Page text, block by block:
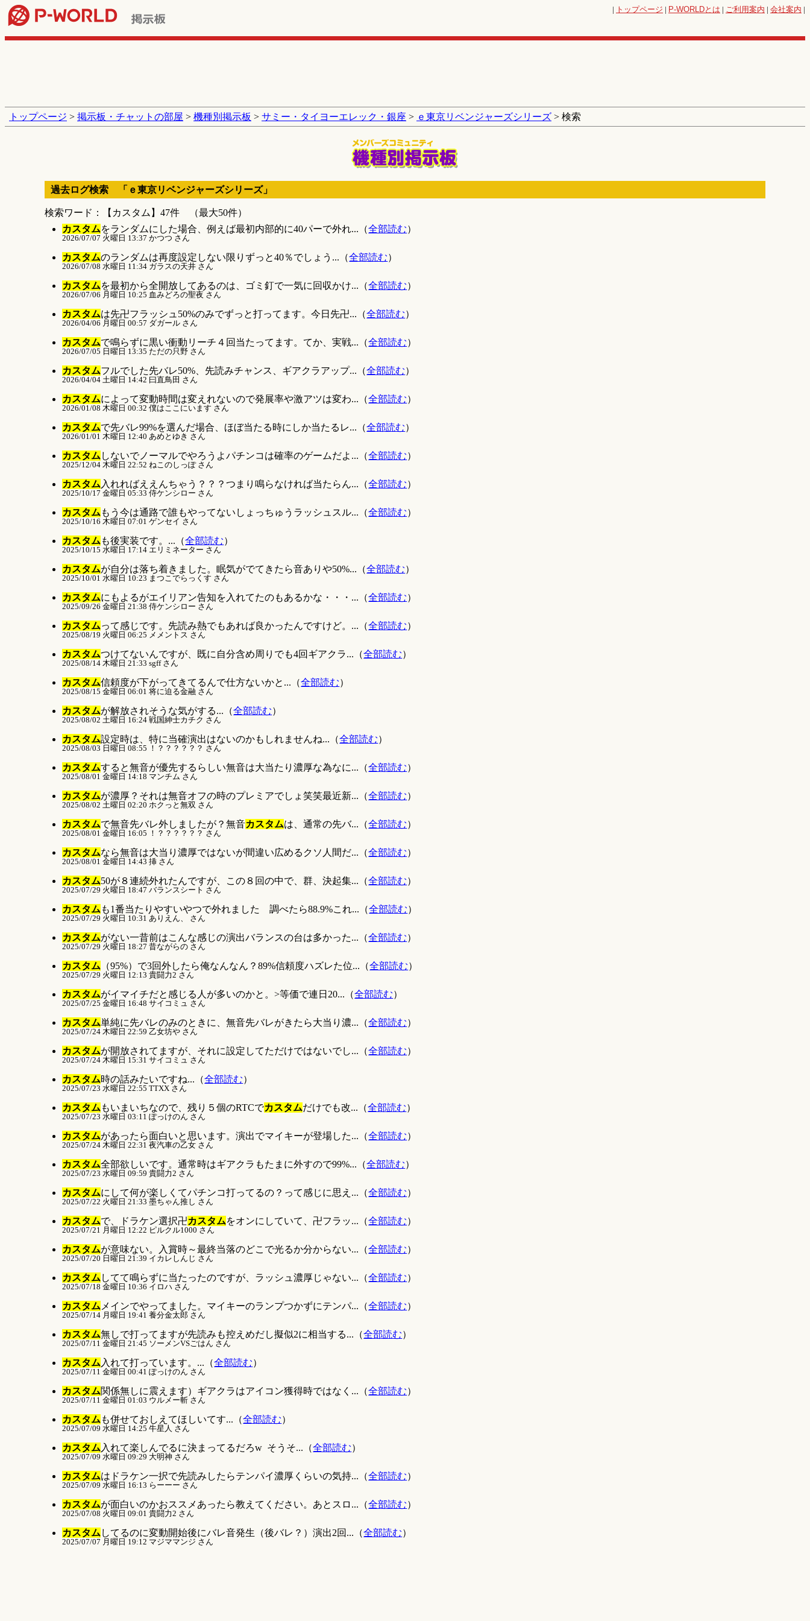
| トップページ | P-WORLDとは | ご利用案内 | 会社案内 |
トップページ > 掲示板・チャットの部屋 > 機種別掲示板 > サミー・タイヨーエレック・銀座 > ｅ東京リベンジャーズシリーズ > 検索
過去ログ検索 「ｅ東京リベンジャーズシリーズ」
検索ワード：【カスタム】47件 （最大50件）
カスタムをランダムにした場合、例えば最初内部的に40パーで外れ...（全部読む）
2026/07/07 火曜日 13:37 かつつ さん
カスタムのランダムは再度設定しない限りずっと40％でしょう...（全部読む）
2026/07/08 水曜日 11:34 ガラスの天井 さん
カスタムを最初から全開放してあるのは、ゴミ釘で一気に回収かけ...（全部読む）
2026/07/06 月曜日 10:25 血みどろの聖夜 さん
カスタムは先卍フラッシュ50%のみでずっと打ってます。今日先卍...（全部読む）
2026/04/06 月曜日 00:57 ダガール さん
カスタムで鳴らずに黒い衝動リーチ４回当たってます。てか、実戦...（全部読む）
2026/07/05 日曜日 13:35 ただの只野 さん
カスタムフルでした先バレ50%、先読みチャンス、ギアクラアップ...（全部読む）
2026/04/04 土曜日 14:42 曰直鳥田 さん
カスタムによって変動時間は変えれないので発展率や激アツは変わ...（全部読む）
2026/01/08 木曜日 00:32 僕はここにいます さん
カスタムで先バレ99%を選んだ場合、ほぼ当たる時にしか当たるレ...（全部読む）
2026/01/01 木曜日 12:40 あめとゆき さん
カスタム しないでノーマルでやろうよパチンコは確率のゲームだよ...（全部読む）
2025/12/04 木曜日 22:52 ねこのしっぽ さん
カスタム 入れればええんちゃう？？？つまり鳴らなければ当たらん...（全部読む）
2025/10/17 金曜日 05:33 侍ケンシロー さん
カスタム もう今は通路で誰もやってないしょっちゅうラッシュスル...（全部読む）
2025/10/16 木曜日 07:01 ゲンセイ さん
カスタム も後実装です。...（全部読む）
2025/10/15 水曜日 17:14 エリミネーター さん
カスタムが自分は落ち着きました。眠気がでてきたら音ありや50%...（全部読む）
2025/10/01 水曜日 10:23 まつこでらっくす さん
カスタムにもよるがエイリアン告知を入れてたのもあるかな・・・...（全部読む）
2025/09/26 金曜日 21:38 侍ケンシロー さん
カスタムって感じです。先読み熱でもあれば良かったんですけど。...（全部読む）
2025/08/19 火曜日 06:25 メメントス さん
カスタムつけてないんですが、既に自分含め周りでも4回ギアクラ...（全部読む）
2025/08/14 木曜日 21:33 sgff さん
カスタム信頼度が下がってきてるんで仕方ないかと...（全部読む）
2025/08/15 金曜日 06:01 将に迫る金融 さん
カスタムが解放されそうな気がする...（全部読む）
2025/08/02 土曜日 16:24 戦国紳士カチク さん
カスタム設定時は、特に当確演出はないのかもしれませんね...（全部読む）
2025/08/03 日曜日 08:55 ！？？？？？？ さん
カスタムすると無音が優先するらしい無音は大当たり濃厚な為なに...（全部読む）
2025/08/01 金曜日 14:18 マンチム さん
カスタムが濃厚？それは無音オフの時のプレミアでしょ笑笑最近新...（全部読む）
2025/08/02 土曜日 02:20 ホクっと無双 さん
カスタムで無音先バレ外しましたが？無音カスタムは、通常の先バ...（全部読む）
2025/08/01 金曜日 16:05 ！？？？？？？ さん
カスタムなら無音は大当り濃厚ではないが間違い広めるクソ人間だ...（全部読む）
2025/08/01 金曜日 14:43 挿 さん
カスタム50が８連続外れたんですが、この８回の中で、群、決起集...（全部読む）
2025/07/29 火曜日 18:47 バランスシート さん
カスタム も1番当たりやすいやつで外れました 調べたら88.9%これ...（全部読む）
2025/07/29 火曜日 10:31 ありえん、 さん
カスタムがない一昔前はこんな感じの演出バランスの台は多かった...（全部読む）
2025/07/29 火曜日 18:27 昔ながらの さん
カスタム （95%）で3回外したら俺なんなん？89%信頼度ハズレた位...（全部読む）
2025/07/29 火曜日 12:13 貴闘力2 さん
カスタムがイマイチだと感じる人が多いのかと。>等価で連日20...（全部読む）
2025/07/25 金曜日 16:48 サイコミュ さん
カスタム単純に先バレのみのときに、無音先バレがきたら大当り濃...（全部読む）
2025/07/24 木曜日 22:59 乙女坊や さん
カスタムが開放されてますが、それに設定してただけではないでし...（全部読む）
2025/07/24 木曜日 15:31 サイコミュ さん
カスタム時の話みたいですね...（全部読む）
2025/07/23 水曜日 22:55 TTXX さん
カスタム もいまいちなので、残り５個のRTCでカスタムだけでも改...（全部読む）
2025/07/23 水曜日 03:11 ぽっけのん さん
カスタムがあったら面白いと思います。演出でマイキーが登場した...（全部読む）
2025/07/24 木曜日 22:31 夜汽車の乙女 さん
カスタム全部欲しいです。通常時はギアクラもたまに外すので99%...（全部読む）
2025/07/23 水曜日 09:59 貴闘力2 さん
カスタムにして何が楽しくてパチンコ打ってるの？って感じに思え...（全部読む）
2025/07/22 火曜日 21:33 墨ちゃん推し さん
カスタムで、ドラケン選択卍カスタムをオンにしていて、卍フラッ...（全部読む）
2025/07/21 月曜日 12:22 ピルクル1000 さん
カスタムが意味ない。入賞時～最終当落のどこで光るか分からない...（全部読む）
2025/07/20 日曜日 21:39 イカレしんじ さん
カスタム してて鳴らずに当たったのですが、ラッシュ濃厚じゃない...（全部読む）
2025/07/18 金曜日 10:36 イロハ さん
カスタム メインでやってました。マイキーのランプつかずにテンパ...（全部読む）
2025/07/14 月曜日 19:41 養分金太郎 さん
カスタム無しで打ってますが先読みも控えめだし擬似2に相当する...（全部読む）
2025/07/11 金曜日 21:45 ソーメンVSごはん さん
カスタム 入れて打っています。...（全部読む）
2025/07/11 金曜日 00:41 ぽっけのん さん
カスタム関係無しに震えます）ギアクラはアイコン獲得時ではなく...（全部読む）
2025/07/11 金曜日 01:03 ウルメー斬 さん
カスタム も併せておしえてほしいてす...（全部読む）
2025/07/09 水曜日 14:25 牛星人 さん
カスタム 入れて楽しんでるに決まってるだろw そうそ...（全部読む）
2025/07/09 水曜日 09:29 大明神 さん
カスタムはドラケン一択で先読みしたらテンパイ濃厚くらいの気持...（全部読む）
2025/07/09 水曜日 16:13 らーーー さん
カスタムが面白いのかおススメあったら教えてください。あとスロ...（全部読む）
2025/07/08 火曜日 09:01 貴闘力2 さん
カスタム してるのに変動開始後にバレ音発生（後バレ？）演出2回...（全部読む）
2025/07/07 月曜日 19:12 マジママンジ さん